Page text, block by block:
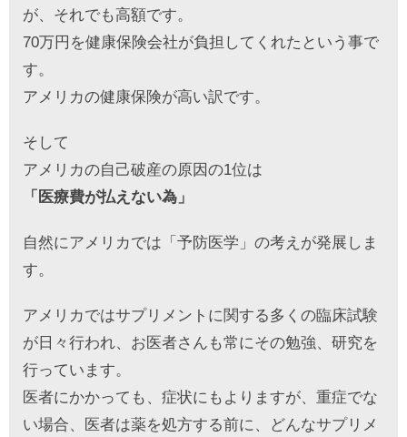
が、それでも高額です。
70万円を健康保険会社が負担してくれたという事で
す。
アメリカの健康保険が高い訳です。
そして
アメリカの自己破産の原因の1位は
「医療費が払えない為」
自然にアメリカでは「予防医学」の考えが発展しま
す。
アメリカではサプリメントに関する多くの臨床試験
が日々行われ、お医者さんも常にその勉強、研究を
行っています。
医者にかかっても、症状にもよりますが、重症でな
い場合、医者は薬を処方する前に、どんなサプリメ